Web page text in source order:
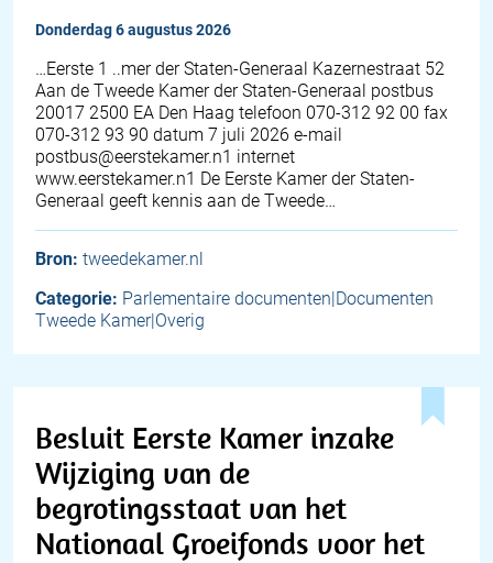
donderdag 6 augustus 2026
…Eerste 1 ..mer der Staten-Generaal Kazernestraat 52
Aan de Tweede Kamer der Staten-Generaal postbus
20017 2500 EA Den Haag telefoon 070-312 92 00 fax
070-312 93 90 datum 7 juli 2026 e-mail
postbus@eerstekamer.n1 internet
www.eerstekamer.n1 De Eerste Kamer der Staten-
Generaal geeft kennis aan de Tweede…
Bron: tweedekamer.nl
Categorie: Parlementaire documenten|Documenten
Tweede Kamer|Overig
Besluit Eerste Kamer inzake
Wijziging van de
begrotingsstaat van het
Nationaal Groeifonds voor het